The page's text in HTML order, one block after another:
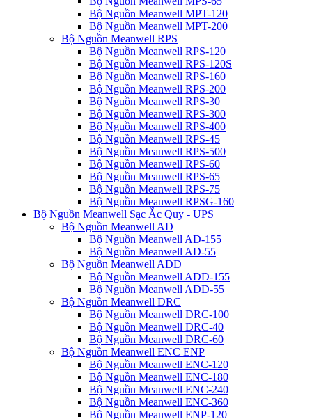
Bộ Nguồn Meanwell MPT-120
Bộ Nguồn Meanwell MPT-200
Bộ Nguồn Meanwell RPS
Bộ Nguồn Meanwell RPS-120
Bộ Nguồn Meanwell RPS-120S
Bộ Nguồn Meanwell RPS-160
Bộ Nguồn Meanwell RPS-200
Bộ Nguồn Meanwell RPS-30
Bộ Nguồn Meanwell RPS-300
Bộ Nguồn Meanwell RPS-400
Bộ Nguồn Meanwell RPS-45
Bộ Nguồn Meanwell RPS-500
Bộ Nguồn Meanwell RPS-60
Bộ Nguồn Meanwell RPS-65
Bộ Nguồn Meanwell RPS-75
Bộ Nguồn Meanwell RPSG-160
Bộ Nguồn Meanwell Sạc Ắc Quy - UPS
Bộ Nguồn Meanwell AD
Bộ Nguồn Meanwell AD-155
Bộ Nguồn Meanwell AD-55
Bộ Nguồn Meanwell ADD
Bộ Nguồn Meanwell ADD-155
Bộ Nguồn Meanwell ADD-55
Bộ Nguồn Meanwell DRC
Bộ Nguồn Meanwell DRC-100
Bộ Nguồn Meanwell DRC-40
Bộ Nguồn Meanwell DRC-60
Bộ Nguồn Meanwell ENC ENP
Bộ Nguồn Meanwell ENC-120
Bộ Nguồn Meanwell ENC-180
Bộ Nguồn Meanwell ENC-240
Bộ Nguồn Meanwell ENC-360
Bộ Nguồn Meanwell ENP-120